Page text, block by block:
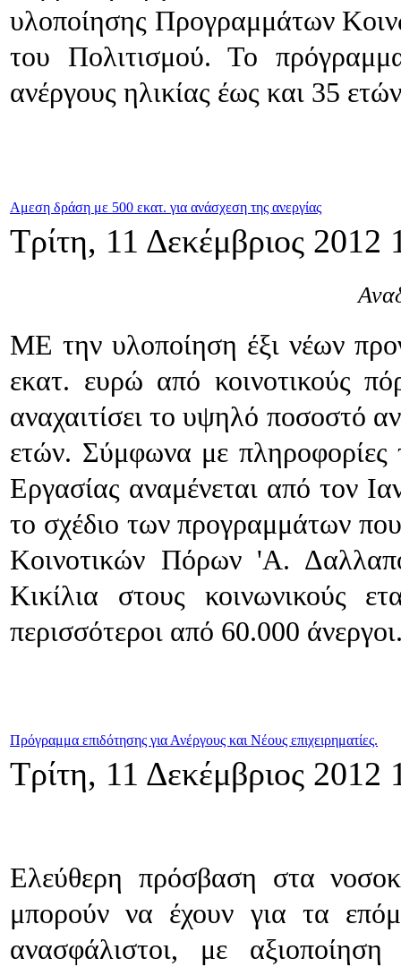
υλοποίησης Προγραμμάτων
του Πολιτισμού. Το
ανέργους ηλικίας έως και 35
Aμεση δράση με 500 εκατ. για ανάσχεση της ανεργίας
Τρίτη, 11 Δεκέμβριος 2012
ΜΕ την υλοποίηση έξι νέων
εκατ. ευρώ από κοινοτικούς
αναχαιτίσει το υψηλό ποσοστό
ετών. Σύμφωνα με
Εργασίας αναμένεται από τον
το σχέδιο των προγραμμάτων
Κοινοτικών Πόρων 'Α.
Κικίλια στους κοινωνικούς
περισσότεροι από 60.000
Πρόγραμμα επιδότησης για Ανέργους και Νέους επιχειρηματίες.
Τρίτη, 11 Δεκέμβριος 2012
Ελεύθερη πρόσβαση στα
μπορούν να έχουν για τα
ανασφάλιστοι, με